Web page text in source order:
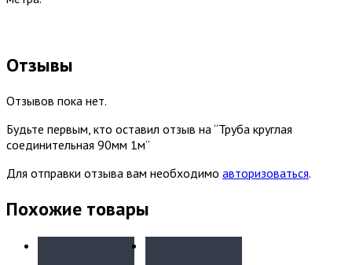
Отзывы
Отзывов пока нет.
Будьте первым, кто оставил отзыв на “Труба круглая
соединительная 90мм 1м”
Для отправки отзыва вам необходимо авторизоваться.
Похожие товары